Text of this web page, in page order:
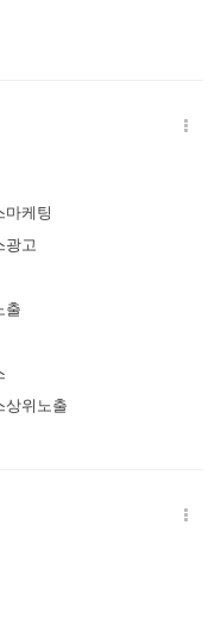
마케팅
광고
출
상위노출